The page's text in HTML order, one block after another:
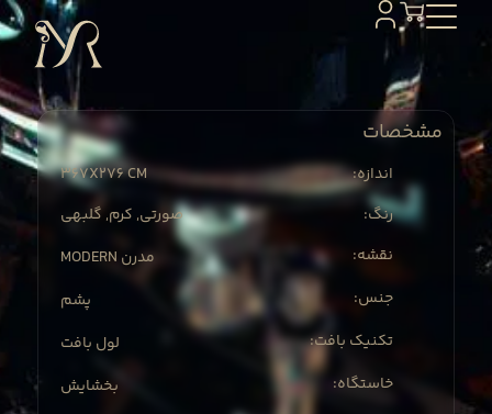
مشخصات
367X276 CM
:اندازه
صورتی, کرم, گلبهی
:رنگ
MODERN مدرن
:نقشه
پشم
:جنس
لول بافت
:تکنیک بافت
بخشایش
:خاستگاه